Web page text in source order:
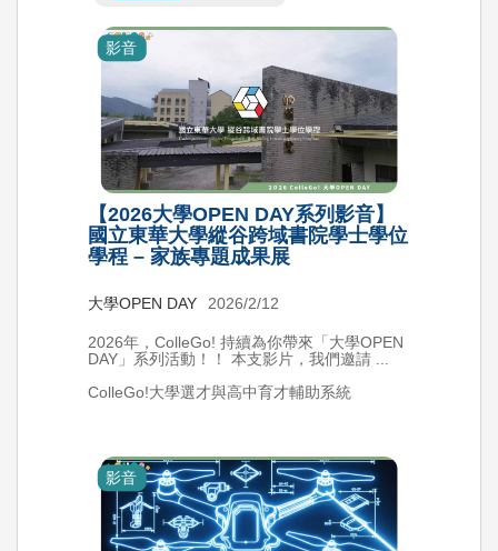
影音
【2026大學OPEN DAY系列影音】
國立東華大學縱谷跨域書院學士學位
學程 – 家族專題成果展
大學OPEN DAY 2026/2/12
2026年，ColleGo! 持續為你帶來「大學OPEN
DAY」系列活動！！ 本支影片，我們邀請 ...
ColleGo!大學選才與高中育才輔助系統
影音